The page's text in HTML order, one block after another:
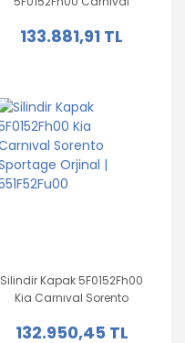
552F52Fu00
133.881,91 TL
Silindir Kapak 5F0152Fh00
Kia Carnıval Sorento
551F52Fu00
132.950,45 TL